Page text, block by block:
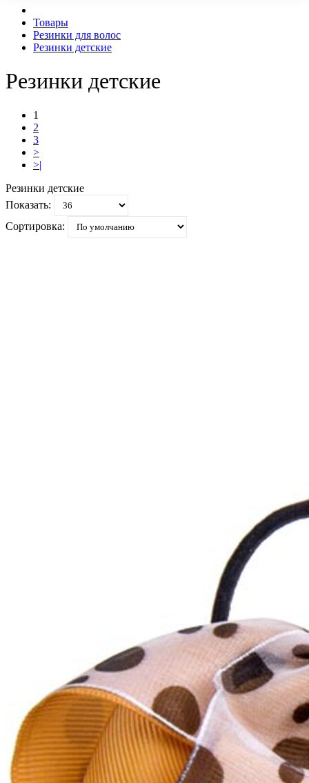
Товары
Резинки для волос
Резинки детские
Резинки детские
1
2
3
>
>|
Резинки детские
Показать:
Сортировка: